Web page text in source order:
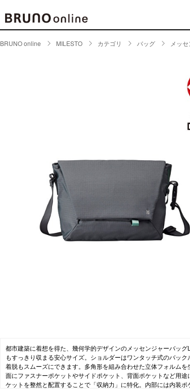
CONTENTS
ランキング
ランチボックス・弁当箱
ランチバッグ・クーラー
その他ピクニックアイテム
ファッション・トラベル
BRUNO online MILESTO カテゴリ バッグ メッ
都市建築に着想を得た、幾何学的デザインのメッセンジャーバッグ
もすっきり収まる安心サイズ。ショルダーはワンタッチ式のバック
着脱もスムーズにできます。多角形を組み合わせた立体フォルムを
面にファスナーポケットやサイドポケット、背面ポケットなど用途
ケットを整然と配置することで「収納力」に特化。内部には内装ポ